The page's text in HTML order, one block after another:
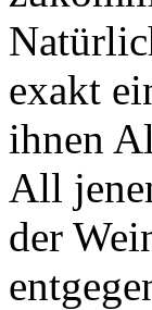
exakt
ihnen
All
der